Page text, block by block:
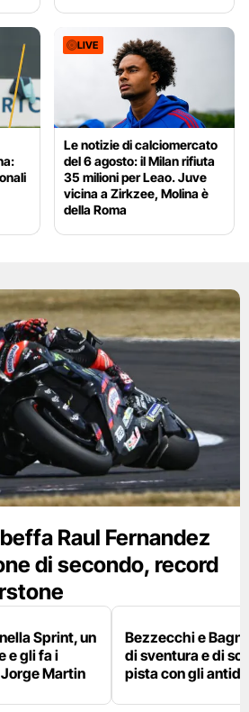
LIVE
Le notizie di calciomercato
del 6 agosto: il Milan rifiuta
35 milioni per Leao. Juve
vicina a Zirkzee, Molina è
della Roma
Raul Fernandez
di secondo, record
Sprint, un
e gli fa i
Martin
Bezzecchi e
di sventura e di
pista con gli